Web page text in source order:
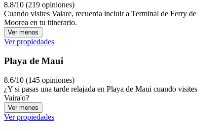
8.8/10 (219 opiniones)
Cuando visites Vaiare, recuerda incluir a Terminal de Ferry de
Moorea en tu itinerario.
Ver menos
Ver propiedades
Playa de Maui
8.6/10 (145 opiniones)
¿Y si pasas una tarde relajada en Playa de Maui cuando visites
Vaira'o?
Ver menos
Ver propiedades